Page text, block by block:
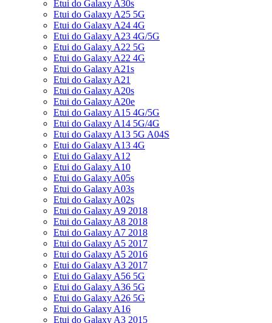
Etui do Galaxy A30s
Etui do Galaxy A25 5G
Etui do Galaxy A24 4G
Etui do Galaxy A23 4G/5G
Etui do Galaxy A22 5G
Etui do Galaxy A22 4G
Etui do Galaxy A21s
Etui do Galaxy A21
Etui do Galaxy A20s
Etui do Galaxy A20e
Etui do Galaxy A15 4G/5G
Etui do Galaxy A14 5G/4G
Etui do Galaxy A13 5G A04S
Etui do Galaxy A13 4G
Etui do Galaxy A12
Etui do Galaxy A10
Etui do Galaxy A05s
Etui do Galaxy A03s
Etui do Galaxy A02s
Etui do Galaxy A9 2018
Etui do Galaxy A8 2018
Etui do Galaxy A7 2018
Etui do Galaxy A5 2017
Etui do Galaxy A5 2016
Etui do Galaxy A3 2017
Etui do Galaxy A56 5G
Etui do Galaxy A36 5G
Etui do Galaxy A26 5G
Etui do Galaxy A16
Etui do Galaxy A3 2015